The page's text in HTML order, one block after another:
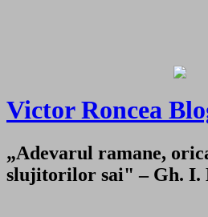
Victor Roncea
„Adevarul ramane,
slujitorilor sai" – Gh. I.